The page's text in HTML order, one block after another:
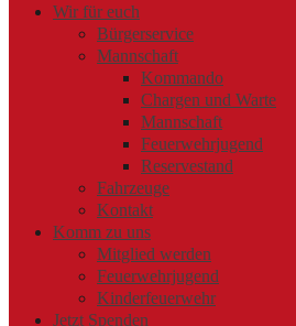
Wir für euch
Bürgerservice
Mannschaft
Kommando
Chargen und Warte
Mannschaft
Feuerwehrjugend
Reservestand
Fahrzeuge
Kontakt
Komm zu uns
Mitglied werden
Feuerwehrjugend
Kinderfeuerwehr
Jetzt Spenden